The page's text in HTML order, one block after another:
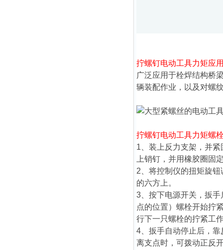
拧螺钉电动工具力矩应
广泛应用于栓焊结构桥
辆装配作业，以及对螺
拧螺钉电动工具力矩螺
1、装上反力支架，并
上销钉，并用橡胶圈固
2、将控制仪的扭矩旋
的六方上。
3、按下电源开关，扳
点的位置）螺栓开始拧
行下一只螺栓的拧紧工
4、扳手自动停止后，
离支点时，可拨动正反